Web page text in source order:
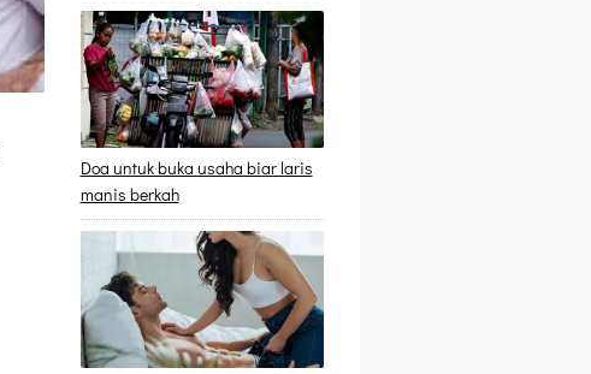
Doa untuk buka usaha biar laris
manis berkah